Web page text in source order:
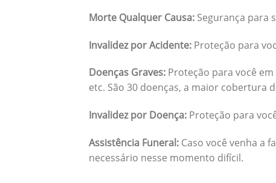
Morte Qualquer Causa: Segurança para
Invalidez por Acidente: Proteção para
Doenças Graves: Proteção para você
etc. São 30 doenças, a maior cobertura
Invalidez por Doença: Proteção para
Assistência Funeral: Caso você venha a
necessário nesse momento difícil.